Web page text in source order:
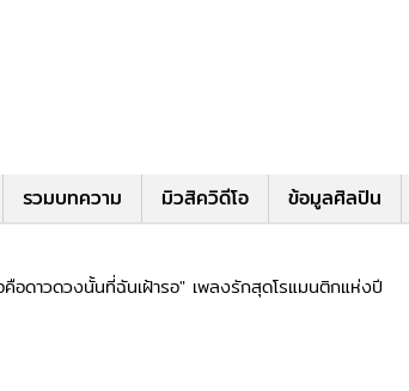
รวมบทความ มิวสิควิดีโอ ข้อมูลศิลปิน
อดาวดวงนั้นที่ฉันเฝ้ารอ" เพลงรักสุดโรแมนติกแห่งปี